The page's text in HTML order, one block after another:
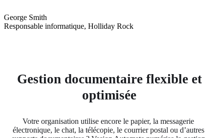
George Smith
Responsable informatique, Holliday Rock
Gestion documentaire flexible et
optimisée
Votre organisation utilise encore le papier, la messagerie
électronique, le chat, la télécopie, le courrier postal ou d’autres